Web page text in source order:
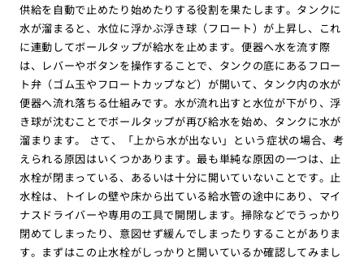
供給を自動で止めたり始めたりする役割を果たします。タンクに
水が溜まると、水位に浮かぶ浮き球（フロート）が上昇し、これ
に連動してボールタップが給水を止めます。便器へ水を流す際
は、レバーやボタンを操作することで、タンクの底にあるフロー
ト弁（ゴム玉やフロートカップなど）が開いて、タンク内の水が
便器へ流れ落ちる仕組みです。水が流れ出すと水位が下がり、浮
き球が沈むことでボールタップが再び給水を始め、タンクに水が
溜まります。 さて、「上から水が出ない」という症状の場合、考
えられる原因はいくつかあります。最も単純な原因の一つは、止
水栓が閉まっている、あるいは十分に開いていないことです。止
水栓は、トイレの壁や床から出ている給水管の途中にあり、マイ
ナスドライバーや専用の工具で開閉します。掃除などでうっかり
閉めてしまったり、意図せず緩んでしまったりすることがありま
す。まずはこの止水栓がしっかりと開いているか確認してみまし